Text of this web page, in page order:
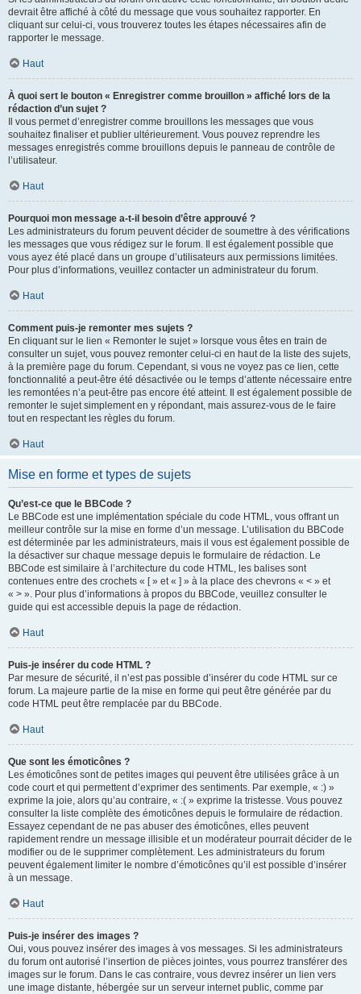
devrait être affiché à côté du message que vous souhaitez rapporter. En
cliquant sur celui-ci, vous trouverez toutes les étapes nécessaires afin de
rapporter le message.
Haut
À quoi sert le bouton « Enregistrer comme brouillon » affiché lors de la
rédaction d’un sujet ?
Il vous permet d’enregistrer comme brouillons les messages que vous
souhaitez finaliser et publier ultérieurement. Vous pouvez reprendre les
messages enregistrés comme brouillons depuis le panneau de contrôle de
l’utilisateur.
Haut
Pourquoi mon message a-t-il besoin d’être approuvé ?
Les administrateurs du forum peuvent décider de soumettre à des vérifications
les messages que vous rédigez sur le forum. Il est également possible que
vous ayez été placé dans un groupe d’utilisateurs aux permissions limitées.
Pour plus d’informations, veuillez contacter un administrateur du forum.
Haut
Comment puis-je remonter mes sujets ?
En cliquant sur le lien « Remonter le sujet » lorsque vous êtes en train de
consulter un sujet, vous pouvez remonter celui-ci en haut de la liste des sujets,
à la première page du forum. Cependant, si vous ne voyez pas ce lien, cette
fonctionnalité a peut-être été désactivée ou le temps d’attente nécessaire entre
les remontées n’a peut-être pas encore été atteint. Il est également possible de
remonter le sujet simplement en y répondant, mais assurez-vous de le faire
tout en respectant les règles du forum.
Haut
Mise en forme et types de sujets
Qu’est-ce que le BBCode ?
Le BBCode est une implémentation spéciale du code HTML, vous offrant un
meilleur contrôle sur la mise en forme d’un message. L’utilisation du BBCode
est déterminée par les administrateurs, mais il vous est également possible de
la désactiver sur chaque message depuis le formulaire de rédaction. Le
BBCode est similaire à l’architecture du code HTML, les balises sont
contenues entre des crochets « [ » et « ] » à la place des chevrons « < » et
« > ». Pour plus d’informations à propos du BBCode, veuillez consulter le
guide qui est accessible depuis la page de rédaction.
Haut
Puis-je insérer du code HTML ?
Par mesure de sécurité, il n’est pas possible d’insérer du code HTML sur ce
forum. La majeure partie de la mise en forme qui peut être générée par du
code HTML peut être remplacée par du BBCode.
Haut
Que sont les émoticônes ?
Les émoticônes sont de petites images qui peuvent être utilisées grâce à un
code court et qui permettent d’exprimer des sentiments. Par exemple, « :) »
exprime la joie, alors qu’au contraire, « :( » exprime la tristesse. Vous pouvez
consulter la liste complète des émoticônes depuis le formulaire de rédaction.
Essayez cependant de ne pas abuser des émoticônes, elles peuvent
rapidement rendre un message illisible et un modérateur pourrait décider de le
modifier ou de le supprimer complètement. Les administrateurs du forum
peuvent également limiter le nombre d’émoticônes qu’il est possible d’insérer
à un message.
Haut
Puis-je insérer des images ?
Oui, vous pouvez insérer des images à vos messages. Si les administrateurs
du forum ont autorisé l’insertion de pièces jointes, vous pourrez transférer des
images sur le forum. Dans le cas contraire, vous devrez insérer un lien vers
une image distante, hébergée sur un serveur internet public, comme par